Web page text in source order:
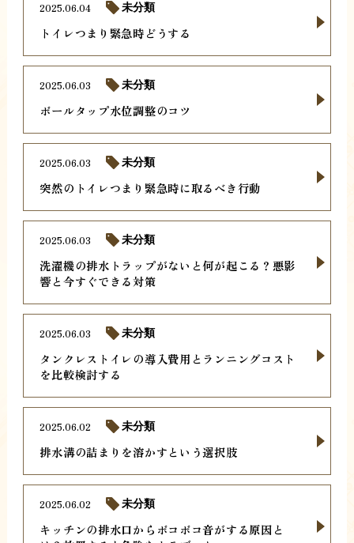
トイレつまり緊急時どうする
2025.06.04 未分類
ボールタップ水位調整のコツ
2025.06.03 未分類
突然のトイレつまり緊急時に取るべき行動
2025.06.03 未分類
洗濯機の排水トラップがないと何が起こる？悪影
響と今すぐできる対策
2025.06.03 未分類
タンクレストイレの導入費用とランニングコスト
を比較検討する
2025.06.03 未分類
排水溝の詰まりを溶かすという選択肢
2025.06.02 未分類
キッチンの排水口からボコボコ音がする原因と
2025.06.02 未分類